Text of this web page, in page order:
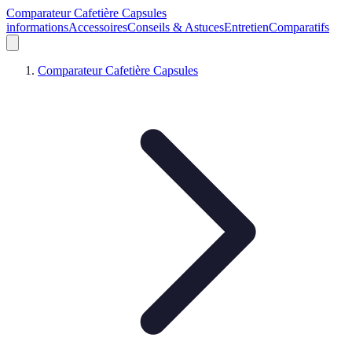
Comparateur Cafetière Capsules
informationsAccessoiresConseils & AstucesEntretienComparatifs
Comparateur Cafetière Capsules